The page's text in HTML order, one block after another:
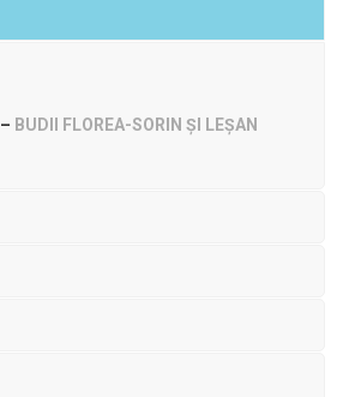
– BUDII FLOREA-SORIN ȘI LEȘAN